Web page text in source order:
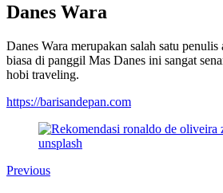
Danes Wara
Danes Wara merupakan salah satu
biasa di panggil Mas Danes ini sangat
hobi traveling.
https://barisandepan.com
Previous